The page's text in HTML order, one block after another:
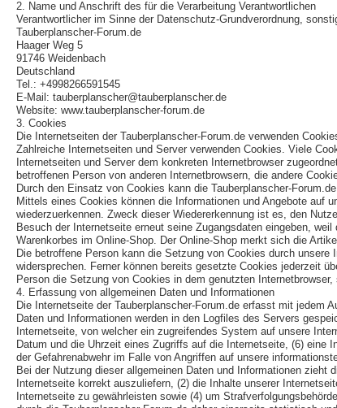
2. Name und Anschrift des für die Verarbeitung Verantwortlichen
Verantwortlicher im Sinne der Datenschutz-Grundverordnung,
Tauberplanscher-Forum.de
Haager Weg 5
91746 Weidenbach
Deutschland
Tel.: +4998266591545
E-Mail: tauberplanscher@tauberplanscher.de
Website: www.tauberplanscher-forum.de
3. Cookies
Die Internetseiten der Tauberplanscher-Forum.de verwenden
Zahlreiche Internetseiten und Server verwenden Cookies. Viele
Internetseiten und Server dem konkreten Internetbrowser
betroffenen Person von anderen Internetbrowsern, die andere
Durch den Einsatz von Cookies kann die Tauberplanscher-
Mittels eines Cookies können die Informationen und Angebote auf
wiederzuerkennen. Zweck dieser Wiedererkennung ist es, den
Besuch der Internetseite erneut seine Zugangsdaten eingeben,
Warenkorbes im Online-Shop. Der Online-Shop merkt sich die
Die betroffene Person kann die Setzung von Cookies durch
widersprechen. Ferner können bereits gesetzte Cookies jederzeit
Person die Setzung von Cookies in dem genutzten
4. Erfassung von allgemeinen Daten und Informationen
Die Internetseite der Tauberplanscher-Forum.de erfasst mit jedem
Daten und Informationen werden in den Logfiles des Servers
Internetseite, von welcher ein zugreifendes System auf unsere
Datum und die Uhrzeit eines Zugriffs auf die Internetseite, (6) eine
der Gefahrenabwehr im Falle von Angriffen auf unsere
Bei der Nutzung dieser allgemeinen Daten und Informationen
Internetseite korrekt auszuliefern, (2) die Inhalte unserer
Internetseite zu gewährleisten sowie (4) um